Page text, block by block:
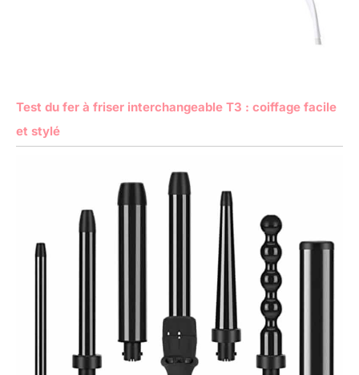
Test du fer à friser interchangeable T3 : coiffage facile
et stylé